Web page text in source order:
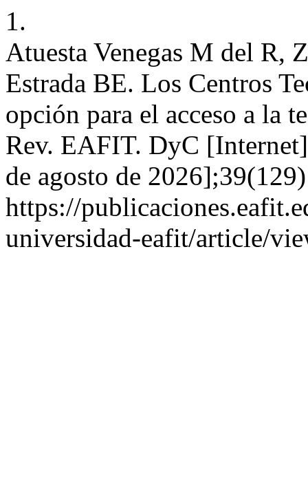
1.
Atuesta Venegas M del R,
Estrada BE. Los Centros
opción para el acceso a la
Rev. EAFIT. DyC
de agosto de
https://
universidad-eafit/article/